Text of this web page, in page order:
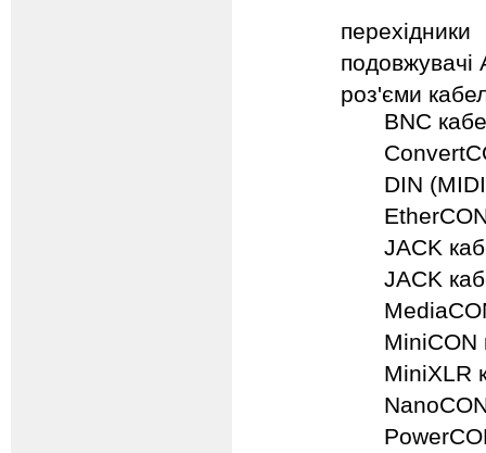
перехідники
подовжувачі
роз'єми
BNC
DIN
JACK
JACK
MiniCON
MiniXLR